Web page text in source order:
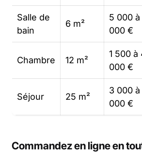
Salle de
bain
6 m²
5 000 à
000 €
Chambre 12 m²
1 500 à
000 €
Séjour 25 m²
3 000 à
000 €
Commandez en ligne en